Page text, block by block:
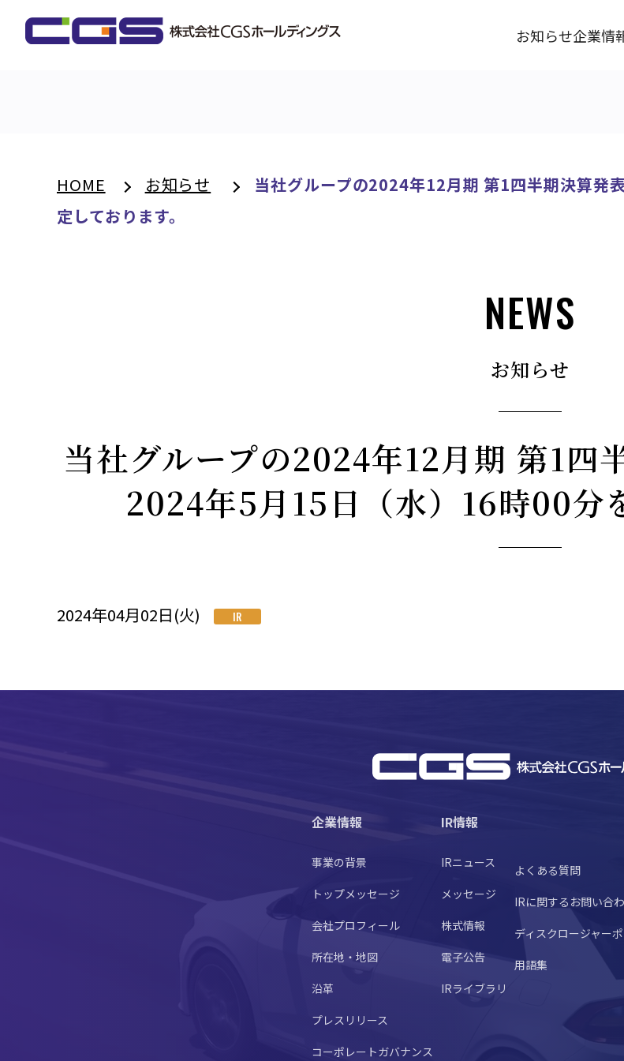
お知らせ企業情
HOME お知らせ
当社グループの2024年12月期 第1四半期決算
定しております。
NEWS
お知らせ
当社グループの2024年12月期 第1四
2024年5月15日（水）16時00分
2024年04月02日(火) IR
企業情報
事業の背景
トップメッセージ
会社プロフィール
所在地・地図
沿革
プレスリリース
コーポレートガバナンス
IR情報
IRニュース
メッセージ
株式情報
電子公告
IRライブラリ
よくある質問
IRに関するお問い合
ディスクロージャー
用語集